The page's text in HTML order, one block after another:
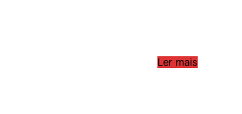
Ler mais